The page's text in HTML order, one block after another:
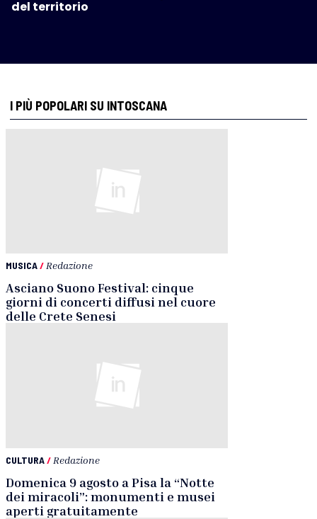
del territorio
I PIÙ POPOLARI SU INTOSCANA
MUSICA/ Redazione
Asciano Suono Festival: cinque
giorni di concerti diffusi nel cuore
delle Crete Senesi
CULTURA/ Redazione
Domenica 9 agosto a Pisa la “Notte
dei miracoli”: monumenti e musei
aperti gratuitamente